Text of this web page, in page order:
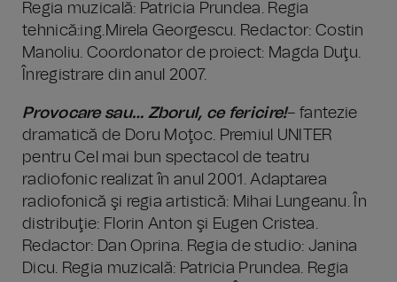
Regia muzicală: Patricia Prundea. Regia
tehnică:ing.Mirela Georgescu. Redactor: Costin
Manoliu. Coordonator de proiect: Magda Duţu.
Înregistrare din anul 2007.
Provocare sau… Zborul, ce fericire!– fantezie
dramatică de Doru Moţoc. Premiul UNITER
pentru Cel mai bun spectacol de teatru
radiofonic realizat în anul 2001. Adaptarea
radiofonică şi regia artistică: Mihai Lungeanu. În
distribuţie: Florin Anton şi Eugen Cristea.
Redactor: Dan Oprina. Regia de studio: Janina
Dicu. Regia muzicală: Patricia Prundea. Regia